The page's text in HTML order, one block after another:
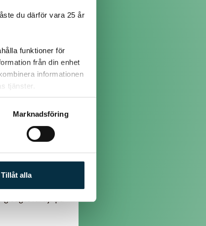
du därför vara 25 år
funktioner för
från din enhet
informationen
tjänster.
Marknadsföring
Tillåt alla